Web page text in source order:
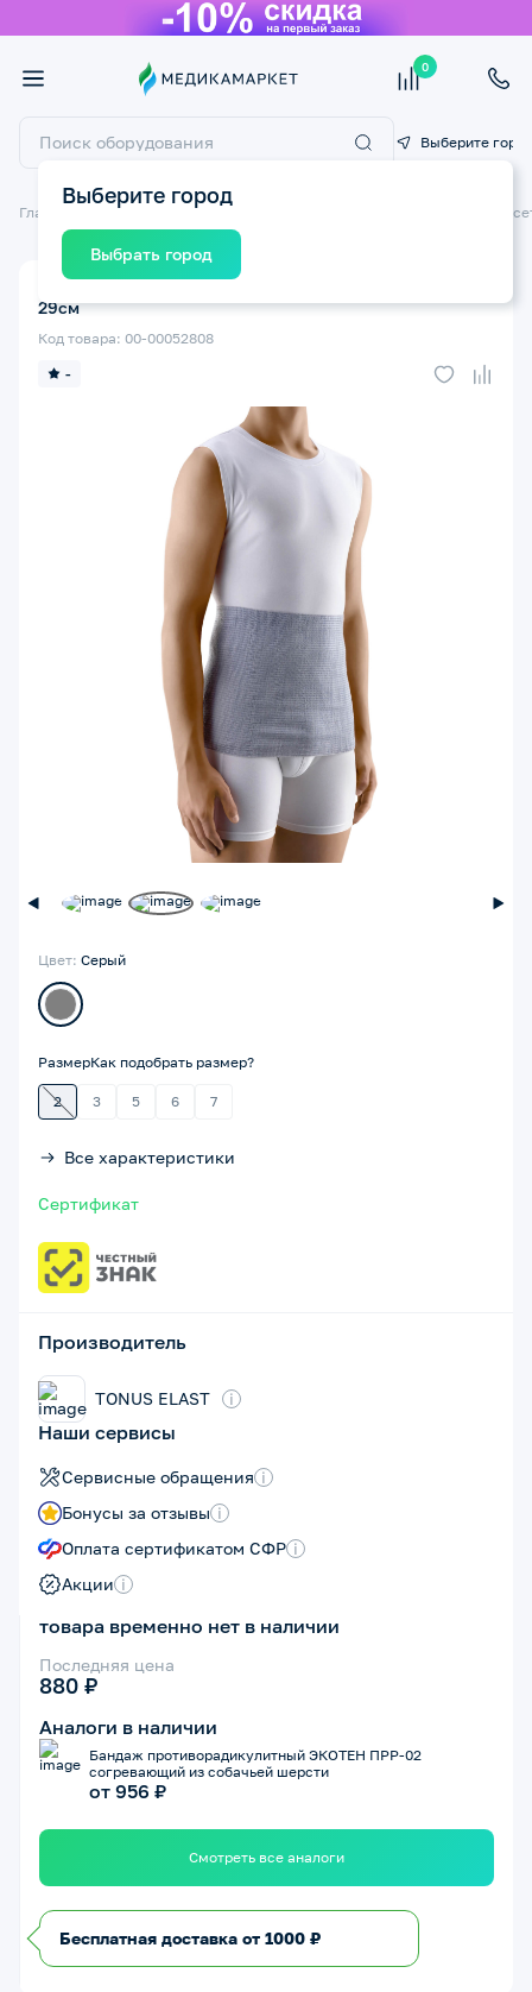
0
Выберите город
Выберите город
Выбрать город
Главная Ортопедические изделия Ортопедические бандажи и
-
Код товара: 00-00052808
29см
Цвет: Серый
РазмерКак подобрать размер?
2 3 5 6 7
Все характеристики
Сертификат
Производитель
TONUS ELAST i
Наши сервисы
Сервисные обращения i
Бонусы за отзывы i
Оплата сертификатом СФР i
Акции i
товара временно нет в наличии
Последняя цена
880 ₽
Аналоги в наличии
Бандаж противорадикулитный ЭКОТЕН ПРР-02
согревающий из собачьей шерсти
от 956 ₽
Смотреть все аналоги
Бесплатная доставка от 1000 ₽